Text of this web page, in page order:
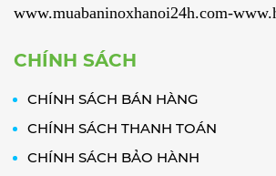
www.muabaninoxhanoi24h.com-
CHÍNH SÁCH
CHÍNH SÁCH BÁN HÀNG
CHÍNH SÁCH THANH TOÁN
CHÍNH SÁCH BẢO HÀNH